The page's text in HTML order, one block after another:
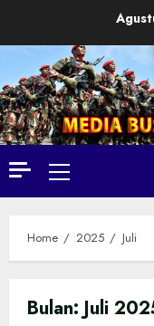
Primary
Menu
Home 2025 Juli
Bulan:Juli